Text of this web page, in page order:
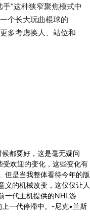
”这种狭窄聚焦模式中
个长大玩曲棍球的
多考虑换人、站位和
都要好，这是毫无疑问
受欢迎的变化，这些变化有
但是当我整体看待今年的版
义的机械改变，这仅仅让人
一代主机提供的NHL游
一代停滞中。-尼克•兰斯